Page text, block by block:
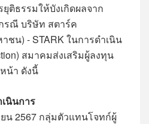
ติธรรมให้บังเกิดผลจาก
รณี บริษัท สตาร์ค
ชน) - STARK ในการดำเนิน
สมาคมส่งเสริมผู้ลงทุน
น้า ดังนี้
นินการ
น 2567 กลุ่มตัวแทนโจทก์ผู้